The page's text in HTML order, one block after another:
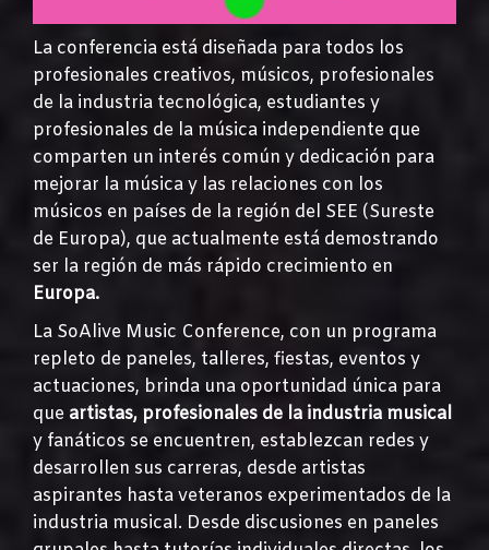
La conferencia está diseñada para todos los
profesionales creativos, músicos, profesionales
de la industria tecnológica, estudiantes y
profesionales de la música independiente que
comparten un interés común y dedicación para
mejorar la música y las relaciones con los
músicos en países de la región del SEE (Sureste
de Europa), que actualmente está demostrando
ser la región de más rápido crecimiento en
Europa.
La SoAlive Music Conference, con un programa
repleto de paneles, talleres, fiestas, eventos y
actuaciones, brinda una oportunidad única para
que artistas, profesionales de la industria musical
y fanáticos se encuentren, establezcan redes y
desarrollen sus carreras, desde artistas
aspirantes hasta veteranos experimentados de la
industria musical. Desde discusiones en paneles